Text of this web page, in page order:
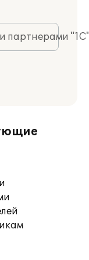
партнерами